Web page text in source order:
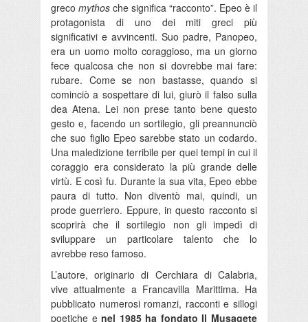
greco mythos che significa “racconto”. Epeo è il
protagonista di uno dei miti greci più
significativi e avvincenti. Suo padre, Panopeo,
era un uomo molto coraggioso, ma un giorno
fece qualcosa che non si dovrebbe mai fare:
rubare. Come se non bastasse, quando si
cominciò a sospettare di lui, giurò il falso sulla
dea Atena. Lei non prese tanto bene questo
gesto e, facendo un sortilegio, gli preannunciò
che suo figlio Epeo sarebbe stato un codardo.
Una maledizione terribile per quei tempi in cui il
coraggio era considerato la più grande delle
virtù. E così fu. Durante la sua vita, Epeo ebbe
paura di tutto. Non diventò mai, quindi, un
prode guerriero. Eppure, in questo racconto si
scoprirà che il sortilegio non gli impedì di
sviluppare un particolare talento che lo
avrebbe reso famoso.
L’autore, originario di Cerchiara di Calabria,
vive attualmente a Francavilla Marittima. Ha
pubblicato numerosi romanzi, racconti e sillogi
poetiche enel 1985 ha fondato Il Musagete